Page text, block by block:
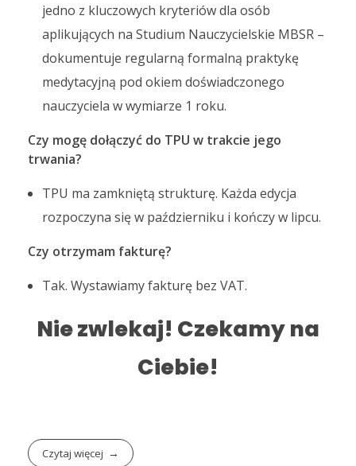
jedno z kluczowych kryteriów dla osób
aplikujących na Studium Nauczycielskie MBSR –
dokumentuje regularną formalną praktykę
medytacyjną pod okiem doświadczonego
nauczyciela w wymiarze 1 roku.
Czy mogę dołączyć do TPU w trakcie jego
trwania?
TPU ma zamkniętą strukturę. Każda edycja
rozpoczyna się w październiku i kończy w lipcu.
Czy otrzymam fakturę?
Tak. Wystawiamy fakturę bez VAT.
Nie zwlekaj! Czekamy na
Ciebie!
Czytaj więcej